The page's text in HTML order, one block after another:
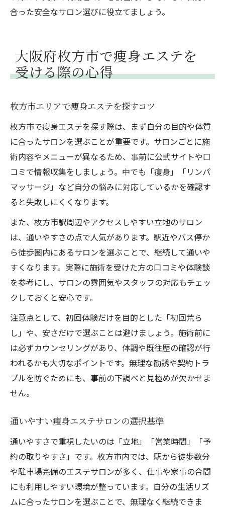
合った安全なサロン選びに役立てましょう。
大阪府枚方市で痩身エステを
受ける際の心得
枚方市エリアで痩身エステを探すコツ
枚方市で痩身エステを探す際は、まず自分の目的や体質
に合ったサロンを選ぶことが重要です。サロンごとに施
術内容やメニューが異なるため、事前に公式サイトや口
コミで情報収集をしましょう。中でも「痩身」「リンパ
マッサージ」など自分の悩みに対応しているかを確認す
ると失敗しにくくなります。
また、枚方市駅周辺やアクセスしやすい立地のサロン
は、通いやすさの点で人気があります。駅近やバス停か
ら徒歩圏内にあるサロンを選ぶことで、継続して通いや
すくなります。実際に施術を受けた方の口コミや体験談
を参考にし、サロンの雰囲気やスタッフの対応もチェッ
クしておくと安心です。
注意点として、初回体験だけを目的とした「初回荒ら
し」や、安さだけで選ぶことは避けましょう。施術前に
は必ずカウンセリングがあり、体調や既往歴の確認が行
われるかも大切なポイントです。無理な勧誘や契約トラ
ブルを防ぐためにも、事前の下調べと見極めが欠かせま
せん。
通いやすい痩身エステサロンの選択基準
通いやすさで重視したいのは「立地」「営業時間」「予
約の取りやすさ」です。枚方市内では、駅から徒歩数分
や駐車場完備のエステサロンが多く、仕事や家事の合間
にも利用しやすい環境が整っています。自分の生活リズ
ムに合ったサロンを選ぶことで、無理なく継続できま